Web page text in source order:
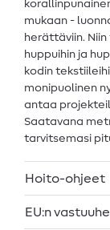
mukaan -
herättäviin. Niin
huppuihin ja
kodin
monipuolinen
antaa
Saatavana
tarvitsemasi
Hoito-ohjeet
EU:n